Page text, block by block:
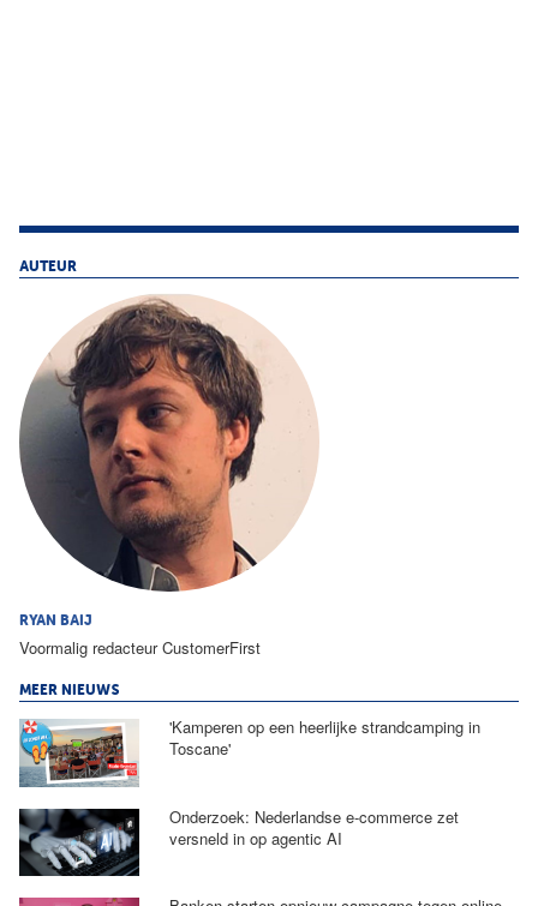
AUTEUR
RYAN BAIJ
Voormalig redacteur CustomerFirst
MEER NIEUWS
'Kamperen op een heerlijke strandcamping in
Toscane'
Onderzoek: Nederlandse e-commerce zet
versneld in op agentic AI